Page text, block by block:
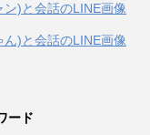
ン)と会話のLINE画像
ん)と会話のLINE画像
ード